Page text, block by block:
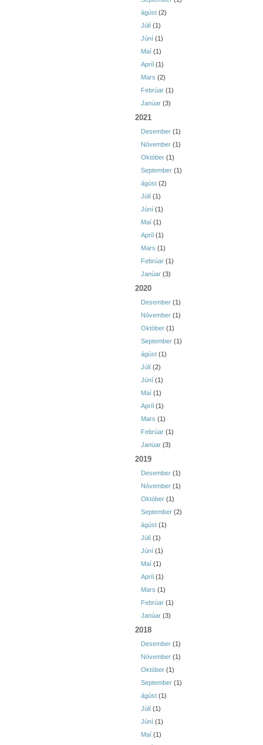
ágúst (2)
Júlí (1)
Júní (1)
Maí (1)
Apríl (1)
Mars (2)
Febrúar (1)
Janúar (3)
2021
Desember (1)
Nóvember (1)
Október (1)
September (1)
ágúst (2)
Júlí (1)
Júní (1)
Maí (1)
Apríl (1)
Mars (1)
Febrúar (1)
Janúar (3)
2020
Desember (1)
Nóvember (1)
Október (1)
September (1)
ágúst (1)
Júlí (2)
Júní (1)
Maí (1)
Apríl (1)
Mars (1)
Febrúar (1)
Janúar (3)
2019
Desember (1)
Nóvember (1)
Október (1)
September (2)
ágúst (1)
Júlí (1)
Júní (1)
Maí (1)
Apríl (1)
Mars (1)
Febrúar (1)
Janúar (3)
2018
Desember (1)
Nóvember (1)
Október (1)
September (1)
ágúst (1)
Júlí (1)
Júní (1)
Maí (1)